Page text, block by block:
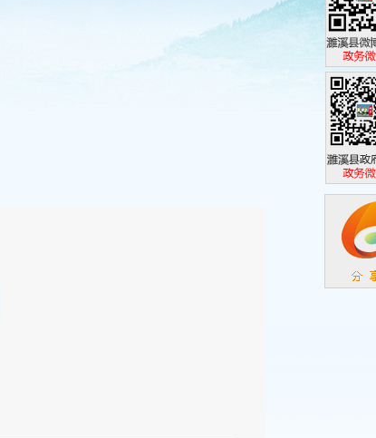
濉溪县政
政务微博
濉溪县政
政务微信